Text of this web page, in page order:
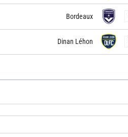
Bordeaux
Dinan Léhon